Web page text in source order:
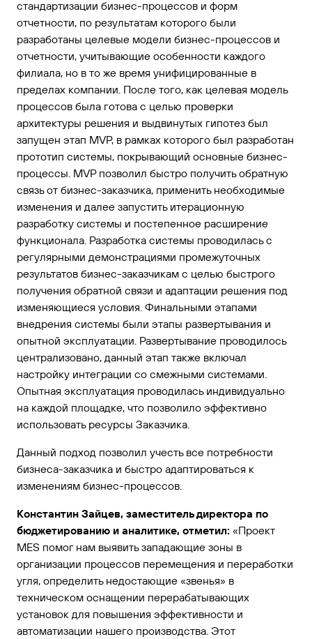
стандартизации бизнес-процессов и форм
отчетности, по результатам которого были
разработаны целевые модели бизнес-процессов и
отчетности, учитывающие особенности каждого
филиала, но в то же время унифицированные в
пределах компании. После того, как целевая модель
процессов была готова с целью проверки
архитектуры решения и выдвинутых гипотез был
запущен этап MVP, в рамках которого был разработан
прототип системы, покрывающий основные бизнес-
процессы. MVP позволил быстро получить обратную
связь от бизнес-заказчика, применить необходимые
изменения и далее запустить итерационную
разработку системы и постепенное расширение
функционала. Разработка системы проводилась с
регулярными демонстрациями промежуточных
результатов бизнес-заказчикам с целью быстрого
получения обратной связи и адаптации решения под
изменяющиеся условия. Финальными этапами
внедрения системы были этапы развертывания и
опытной эксплуатации. Развертывание проводилось
централизовано, данный этап также включал
настройку интеграции со смежными системами.
Опытная эксплуатация проводилась индивидуально
на каждой площадке, что позволило эффективно
использовать ресурсы Заказчика.
Данный подход позволил учесть все потребности
бизнеса-заказчика и быстро адаптироваться к
изменениям бизнес-процессов.
Константин Зайцев, заместитель директора по
бюджетированию и аналитике, отметил: «Проект
MES помог нам выявить западающие зоны в
организации процессов перемещения и переработки
угля, определить недостающие «звенья» в
техническом оснащении перерабатывающих
установок для повышения эффективности и
автоматизации нашего производства. Этот